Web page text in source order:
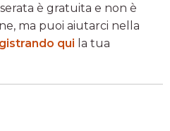
è gratuita e non è
ma puoi aiutarci nella
qui la tua